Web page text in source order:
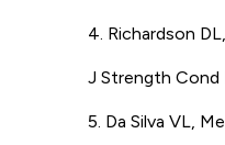
4. Richardson
J Strength Cond
5. Da Silva VL,